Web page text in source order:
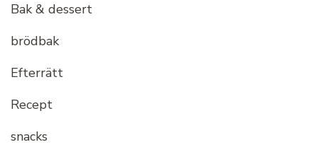
Bak & dessert
brödbak
Efterrätt
Recept
snacks